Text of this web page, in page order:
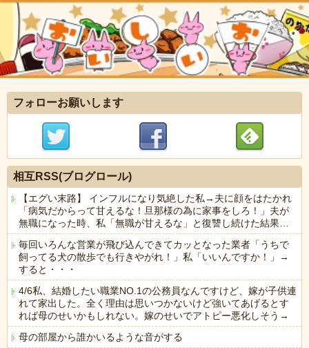
フォローお願いします
相互RSS(ブログロール)
【エグい末路】 インフルになり気絶した私→夫に顔をはたかれ
「病気だからって甘えるな！旦那様の為に家事をしろ！」夫が
無職になった時、私「無職が甘えるな」と復讐し続けた結果…
毎回いろんな営業が飛び込んできてカッとなった業者「うちで
飼ってる犬の散歩でも行きやがれ！」私「いいんですか！」→
すると・・・
4/6私、結婚したい職業NO.1の公務員なんですけど、嫁が子供連
れて家出した。全く理由は思いつかないけど強いてあげるとす
れば母のせいかもしれない。嫁のせいでアトピー悪化しそう→
母の部屋から誰かいるような音がする